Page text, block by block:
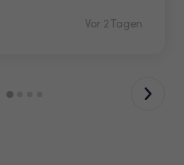
Vor 2 Tagen